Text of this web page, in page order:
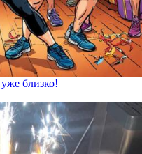
близко!